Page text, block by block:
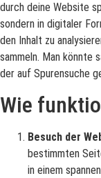
durch deine Website
sondern in digitaler
den Inhalt zu
sammeln. Man könnte
der auf Spurensuche
Wie
Besuch der
bestimmten
in einem